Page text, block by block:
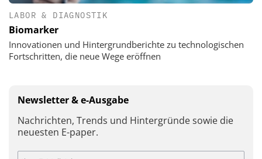
LABOR & DIAGNOSTIK
Biomarker
Innovationen und Hintergrundberichte zu technologischen
Fortschritten, die neue Wege eröffnen
Newsletter & e-Ausgabe
Nachrichten, Trends und Hintergründe sowie die
neuesten E-paper.